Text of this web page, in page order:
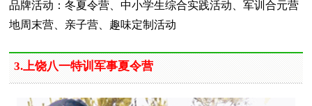
品牌活动：冬夏令营、中小学生综合实践活动、军训合元营
地周末营、亲子营、趣味定制活动
3.上饶八一特训军事夏令营